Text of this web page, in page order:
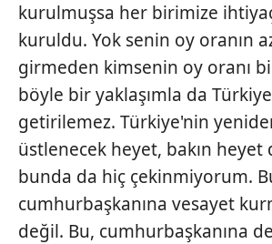
kurulmuşsa her birimize
kuruldu. Yok senin oy oranın
girmeden kimsenin oy oranı
böyle bir yaklaşımla da
getirilemez. Türkiye'nin
üstlenecek heyet, bakın
bunda da hiç çekinmiyorum.
cumhurbaşkanına vesayet
değil. Bu, cumhurbaşkanına